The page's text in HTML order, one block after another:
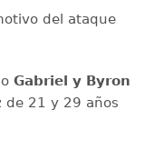
del ataque
Gabriel y Byron
de 21 y 29 años